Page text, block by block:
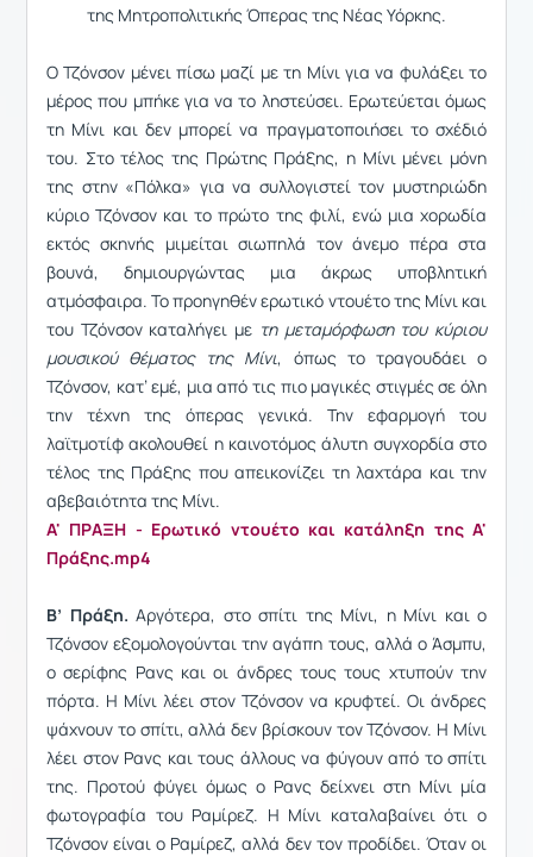
της Μητροπολιτικής Όπερας της Νέας Υόρκης.
Ο Τζόνσον μένει πίσω μαζί με τη Μίνι για να φυλάξει το
μέρος που μπήκε για να το ληστεύσει. Ερωτεύεται όμως
τη Μίνι και δεν μπορεί να πραγματοποιήσει το σχέδιό
του. Στο τέλος της Πρώτης Πράξης, η Μίνι μένει μόνη
της στην «Πόλκα» για να συλλογιστεί τον μυστηριώδη
κύριο Τζόνσον και το πρώτο της φιλί, ενώ μια χορωδία
εκτός σκηνής μιμείται σιωπηλά τον άνεμο πέρα στα
βουνά, δημιουργώντας μια άκρως υποβλητική
ατμόσφαιρα. Το προηγηθέν ερωτικό ντουέτο της Μίνι και
του Τζόνσον καταλήγει με τη μεταμόρφωση του κύριου
μουσικού θέματος της Μίνι, όπως το τραγουδάει ο
Τζόνσον, κατ’ εμέ, μια από τις πιο μαγικές στιγμές σε όλη
την τέχνη της όπερας γενικά. Την εφαρμογή του
λαϊτμοτίφ ακολουθεί η καινοτόμος άλυτη συγχορδία στο
τέλος της Πράξης που απεικονίζει τη λαχτάρα και την
αβεβαιότητα της Μίνι.
Α' ΠΡΑΞΗ - Ερωτικό ντουέτο και κατάληξη της Α'
Πράξης.mp4
Β’ Πράξη. Αργότερα, στο σπίτι της Μίνι, η Μίνι και ο
Τζόνσον εξομολογούνται την αγάπη τους, αλλά ο Άσμπυ,
ο σερίφης Ρανς και οι άνδρες τους τους χτυπούν την
πόρτα. Η Μίνι λέει στον Τζόνσον να κρυφτεί. Οι άνδρες
ψάχνουν το σπίτι, αλλά δεν βρίσκουν τον Τζόνσον. Η Μίνι
λέει στον Ρανς και τους άλλους να φύγουν από το σπίτι
της. Προτού φύγει όμως ο Ρανς δείχνει στη Μίνι μία
φωτογραφία του Ραμίρεζ. Η Μίνι καταλαβαίνει ότι ο
Τζόνσον είναι ο Ραμίρεζ, αλλά δεν τον προδίδει. Όταν οι